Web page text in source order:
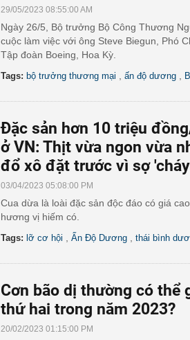
29/05/2023 08:55:00 AM
Ngày 26/5, Bộ trưởng Bộ Công Thương
cuộc làm việc với ông Steve Biegun, Phó
Tập đoàn Boeing, Hoa Kỳ.
Tags: bộ trưởng thương mại ấn độ dương
Đặc sản hơn 10 triệu
ở VN: Thịt vừa ngon vừa
đổ xô đặt trước vì sợ
03/04/2023 05:08:00 PM
Cua dừa là loài đặc sản độc đáo có giá
hương vị hiếm có.
Tags: lỡ cơ hội Ấn Độ Dương thái bình
Cơn bão dị thường có thể
thứ hai trong năm 2023?
20/02/2023 01:15:00 PM